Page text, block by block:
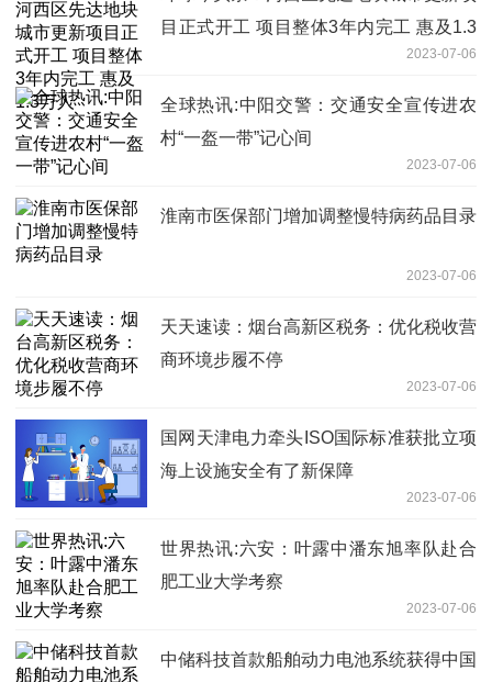
目正式开工 项目整体3年内完工 惠及1.3
2023-07-06
全球热讯:中阳交警：交通安全宣传进农
村“一盔一带”记心间
2023-07-06
淮南市医保部门增加调整慢特病药品目录
2023-07-06
天天速读：烟台高新区税务：优化税收营
商环境步履不停
2023-07-06
国网天津电力牵头ISO国际标准获批立项
海上设施安全有了新保障
2023-07-06
世界热讯:六安：叶露中潘东旭率队赴合
肥工业大学考察
2023-07-06
中储科技首款船舶动力电池系统获得中国